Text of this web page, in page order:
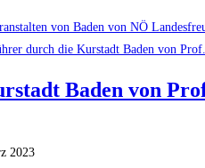
von Baden von NÖ
Baden von
2023